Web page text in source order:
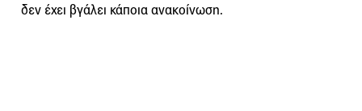
δεν έχει βγάλει κάποια ανακοίνωση.